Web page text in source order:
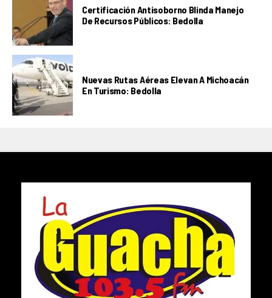
Certificación Antisoborno Blinda Manejo
De Recursos Públicos: Bedolla
Nuevas Rutas Aéreas Elevan A Michoacán
En Turismo: Bedolla